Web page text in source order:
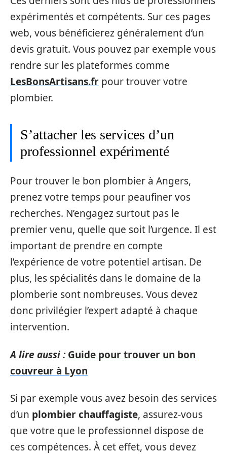
expérimentés et compétents. Sur ces pages
web, vous bénéficierez généralement d’un
devis gratuit. Vous pouvez par exemple vous
rendre sur les plateformes comme
LesBonsArtisans.fr pour trouver votre
plombier.
S’attacher les services d’un
professionnel expérimenté
Pour trouver le bon plombier à Angers,
prenez votre temps pour peaufiner vos
recherches. N’engagez surtout pas le
premier venu, quelle que soit l’urgence. Il est
important de prendre en compte
l’expérience de votre potentiel artisan. De
plus, les spécialités dans le domaine de la
plomberie sont nombreuses. Vous devez
donc privilégier l’expert adapté à chaque
intervention.
A lire aussi : Guide pour trouver un bon
couvreur à Lyon
Si par exemple vous avez besoin des services
d’un plombier chauffagiste, assurez-vous
que votre que le professionnel dispose de
ces compétences. À cet effet, vous devez